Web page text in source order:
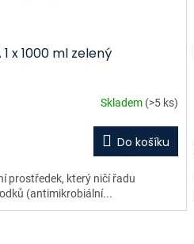
x 1000 ml zelený
Skladem (>5 ks)
Do košíku
prostředek, který ničí řadu
(antimikrobiální...